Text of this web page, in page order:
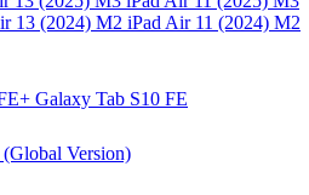
13 (2024) M2 iPad Air 11 (2024) M2
Galaxy Tab S10 FE
Version)